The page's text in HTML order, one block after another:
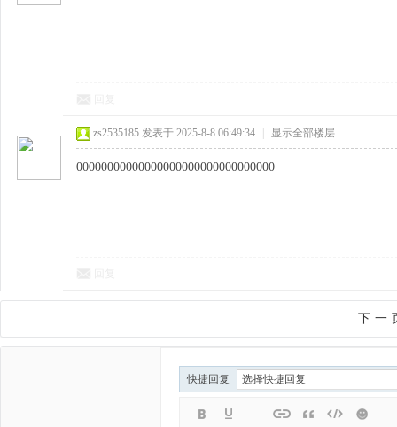
zs2535185 发表于 2025-8-8 06:49:34 显示全部楼层
00000000000000000000000000000000
下一
快捷回复